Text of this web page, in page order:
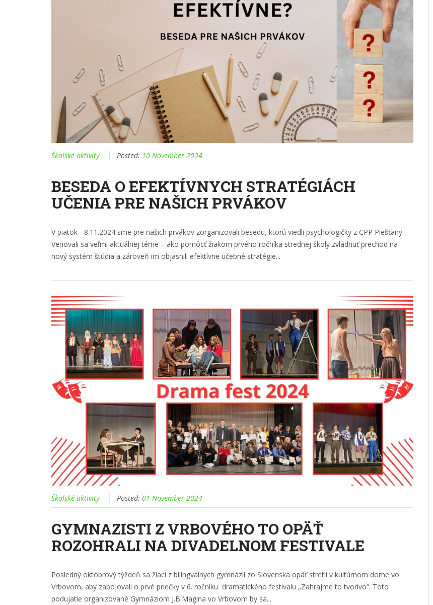
Školské aktivity Posted: 10 November 2024
BESEDA O EFEKTÍVNYCH STRATÉGIÁCH
UČENIA PRE NAŠICH PRVÁKOV
V piatok - 8.11.2024 sme pre našich prvákov zorganizovali besedu, ktorú viedli psychologičky z CPP Piešťany.
Venovali sa veľmi aktuálnej téme – ako pomôcť žiakom prvého ročníka strednej školy zvládnuť prechod na
nový systém štúdia a zároveň im objasnili efektívne učebné stratégie...
Školské aktivity Posted: 01 November 2024
GYMNAZISTI Z VRBOVÉHO TO OPÄŤ
ROZOHRALI NA DIVADELNOM FESTIVALE
Posledný októbrový týždeň sa žiaci z bilingválnych gymnázií zo Slovenska opäť stretli v kultúrnom dome vo
Vrbovom, aby zabojovali o prvé priečky v 6. ročníku dramatického festivalu „Zahrajme to tvorivo“. Toto
podujatie organizované Gymnáziom J.B.Magina vo Vrbovom by sa...